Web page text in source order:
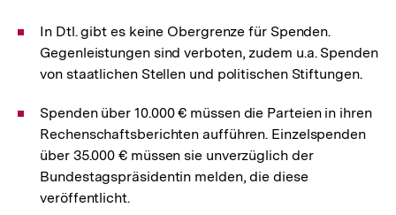
In Dtl. gibt es keine Obergrenze für Spenden.
Gegenleistungen sind verboten, zudem u.a. Spenden
von staatlichen Stellen und politischen Stiftungen.
Spenden über 10.000 € müssen die Parteien in ihren
Rechenschaftsberichten aufführen. Einzelspenden
über 35.000 € müssen sie unverzüglich der
Bundestagspräsidentin melden, die diese
veröffentlicht.